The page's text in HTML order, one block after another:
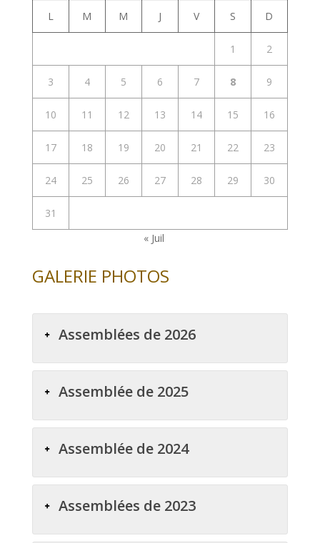
L M M J V S D
1 2
3 4 5 6 7 8 9
10 11 12 13 14 15 16
17 18 19 20 21 22 23
24 25 26 27 28 29 30
31
« Juil
GALERIE PHOTOS
Assemblées de 2026
Assemblée de 2025
Assemblée de 2024
Assemblées de 2023